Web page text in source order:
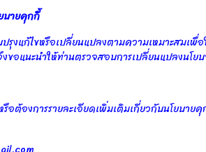
บายคุกกี้
รุงแก้ไขหรือเปลี่ยนแปลงตามความเหมาะสม
ขอแนะนำให้ท่านตรวจสอบการเปลี่ยนแปลงนโย
อต้องการรายละเอียดเพิ่มเติมเกี่ยวกับนโยบา